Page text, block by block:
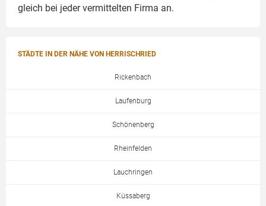
gleich bei jeder vermittelten Firma an.
STÄDTE IN DER NÄHE VON HERRISCHRIED
Rickenbach
Laufenburg
Schönenberg
Rheinfelden
Lauchringen
Küssaberg